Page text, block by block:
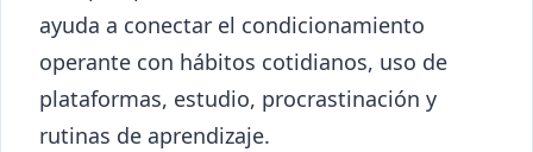
ayuda a conectar el condicionamiento
operante con hábitos cotidianos, uso de
plataformas, estudio, procrastinación y
rutinas de aprendizaje.